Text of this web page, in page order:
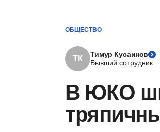
ОБЩЕСТВО
ТК
Тимур Кусаинов
Бывший сотрудник
В ЮКО